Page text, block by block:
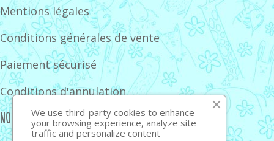
Mentions légales
Conditions générales de vente
Paiement sécurisé
Conditions d'annulation
NOUS SUIVREWe use third-party cookies to enhance
your browsing experience, analyze site
traffic and personalize content